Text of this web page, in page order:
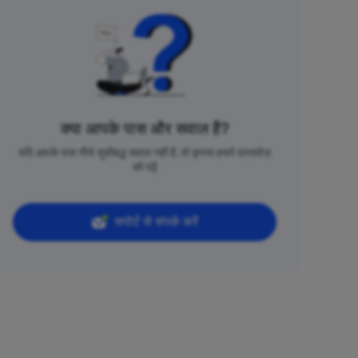
क्या आपके पास और सवाल हैं?
यदि आपके पास नीचे सूचीबद्ध सवाल नहीं हैं, तो कृपया हमारे दस्तावेज़
सपोर्ट से संपर्क करें